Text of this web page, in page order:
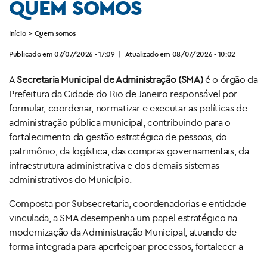
QUEM SOMOS
Início > Quem somos
Publicado em 07/07/2026 - 17:09 | Atualizado em 08/07/2026 - 10:02
ASecretaria Municipal de Administração (SMA)é o órgão da
Prefeitura da Cidade do Rio de Janeiro responsável por
formular, coordenar, normatizar e executar as políticas de
administração pública municipal, contribuindo para o
fortalecimento da gestão estratégica de pessoas, do
patrimônio, da logística, das compras governamentais, da
infraestrutura administrativa e dos demais sistemas
administrativos do Município.
Composta por Subsecretaria, coordenadorias e entidade
vinculada, a SMA desempenha um papel estratégico na
modernização da Administração Municipal, atuando de
forma integrada para aperfeiçoar processos, fortalecer a